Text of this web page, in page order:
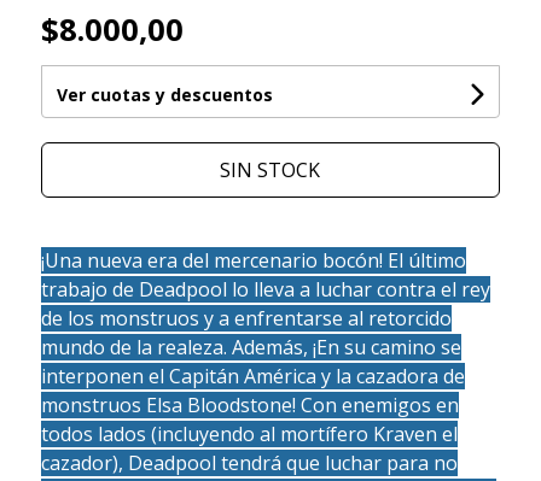
$8.000,00
Ver cuotas y descuentos
SIN STOCK
¡Una nueva era del mercenario bocón! El último
trabajo de Deadpool lo lleva a luchar contra el rey
de los monstruos y a enfrentarse al retorcido
mundo de la realeza. Además, ¡En su camino se
interponen el Capitán América y la cazadora de
monstruos Elsa Bloodstone! Con enemigos en
todos lados (incluyendo al mortífero Kraven el
cazador), Deadpool tendrá que luchar para no